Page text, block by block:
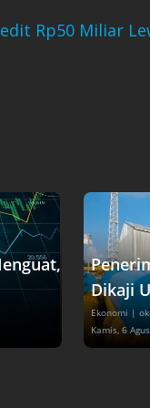
Rp50 Miliar
Dikaji
Ekonomi |
Kamis, 6